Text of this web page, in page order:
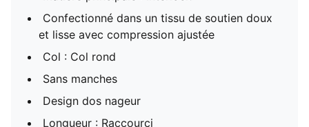
Confectionné dans un tissu de soutien doux
et lisse avec compression ajustée
Col : Col rond
Sans manches
Design dos nageur
Longueur : Raccourci